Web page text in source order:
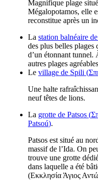
Magnifique plage
Mégalopotamos, elle
reconstitue après un
La station balnéaire
des plus belles plages
d’un étonnant tunnel.
autres plages
Le village de Spili (
Une halte
neuf têtes de lions.
La grotte de Patsos (
Patsoú).
Patsos est situé au
massif de l’Ida. On
trouve une grotte
dans laquelle a été
(Εκκλησία Άγιος